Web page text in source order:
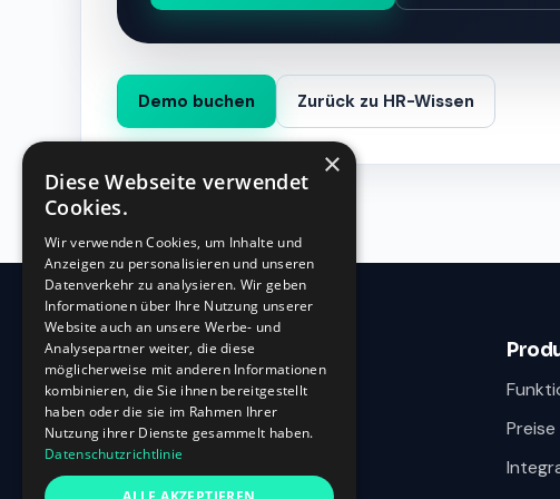
Demo buchen Zurück zu HR-Wissen
360HR
Oberbilker Allee 315
D-40227 Düsseldorf
+49 (0)211-87 507 907
Preise
×
Diese Webseite verwendet
Cookies.
Wir verwenden Cookies, um Inhalte und
Anzeigen zu personalisieren und unseren
Datenverkehr zu analysieren. Wir geben
Informationen über Ihre Nutzung unserer
Website auch an unsere Werbe- und
Analysepartner weiter, die diese
möglicherweise mit anderen Informationen
kombinieren, die Sie ihnen bereitgestellt
haben oder die sie im Rahmen Ihrer
Nutzung ihrer Dienste gesammelt haben.
Datenschutzrichtlinie